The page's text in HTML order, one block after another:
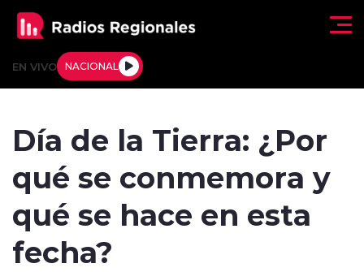
EN VIVO NACIONAL
Deportes
Día de la Tierra: ¿Por
qué se conmemora y
qué se hace en esta
fecha?